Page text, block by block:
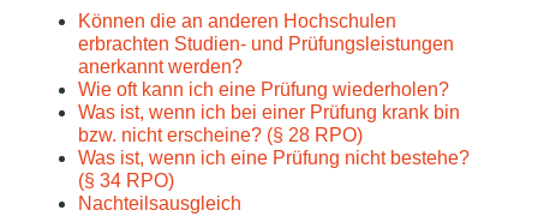
Können die an anderen Hochschulen
erbrachten Studien- und Prüfungsleistungen
anerkannt werden?
Wie oft kann ich eine Prüfung wiederholen?
Was ist, wenn ich bei einer Prüfung krank bin
bzw. nicht erscheine? (§ 28 RPO)
Was ist, wenn ich eine Prüfung nicht bestehe?
(§ 34 RPO)
Nachteilsausgleich